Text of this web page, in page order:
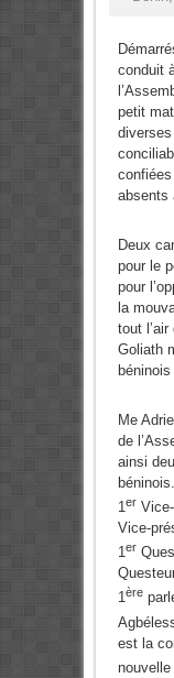
conduit
petit
absents
Deux
pour le
pour
la
tout
Goliath
béninois
Me
de
ainsi
1er
Vice-
1er
1ère
est la